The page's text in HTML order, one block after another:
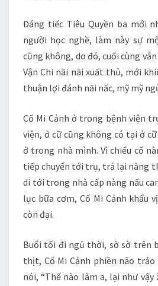
Đáng tiếc Tiêu Quyền ba mới
người học nghề, làm này sự
cũng không, do đó, cuối cùng
Vận Chi nãi nãi xuất thủ, mới
thuận lợi đánh nãi nấc, mỹ mỹ
Cố Mi Cảnh ở trong bệnh viện
viện, ở cữ cũng không có tại ở
ở trong nhà mình. Vì chiếu cố
tiếp chuyển tới trụ, trả lại nàng
di tới trong nhà cấp nàng nấu
lục bữa cơm, Cố Mi Cảnh khẩu
còn đại.
Buổi tối đi ngủ thời, sờ sờ trên
thịt, Cố Mi Cảnh phiền não trảo
nói, “Thế nào làm a, lại như vậy